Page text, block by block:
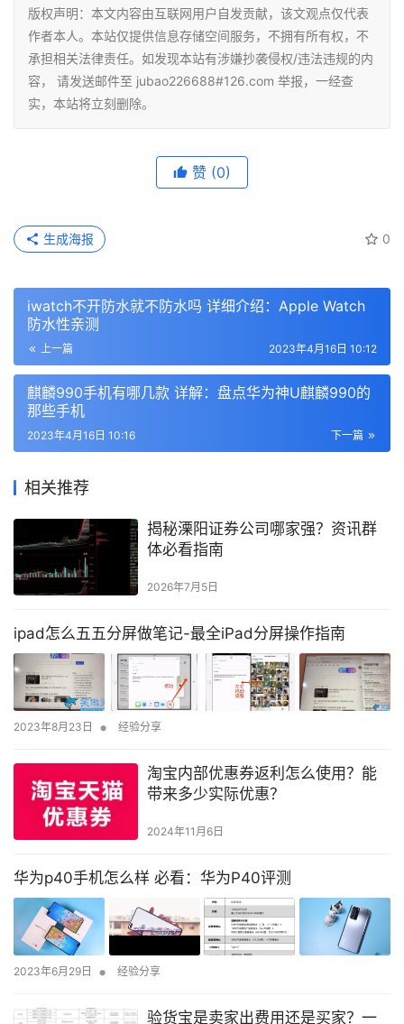
版权声明：本文内容由互联网用户自发贡献，该文观点仅代表
作者本人。本站仅提供信息存储空间服务，不拥有所有权，不
承担相关法律责任。如发现本站有涉嫌抄袭侵权/违法违规的内
容， 请发送邮件至 jubao226688#126.com 举报，一经查
实，本站将立刻删除。
赞 (0)
0
生成海报
iwatch不开防水就不防水吗 详细介绍：Apple Watch
防水性亲测
上一篇 2023年4月16日 10:12
麒麟990手机有哪几款 详解：盘点华为神U麒麟990的
那些手机
下一篇
2023年4月16日 10:16
相关推荐
揭秘溧阳证券公司哪家强？资讯群
体必看指南
2026年7月5日
ipad怎么五五分屏做笔记-最全iPad分屏操作指南
2023年8月23日 • 经验分享
淘宝内部优惠券返利怎么使用？能
带来多少实际优惠？
2024年11月6日
华为p40手机怎么样 必看：华为P40评测
2023年6月29日 • 经验分享
验货宝是卖家出费用还是买家？一